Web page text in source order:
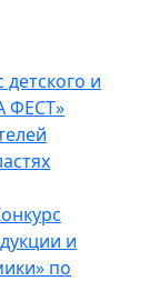
и
ФЕСТ»
и
по